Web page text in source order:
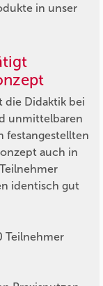
in unser
die Didaktik bei
unmittelbaren
festangestellten
auch in
identisch gut
Teilnehmer